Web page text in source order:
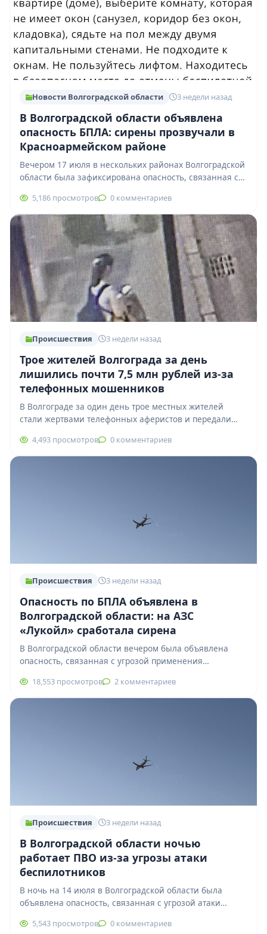
Новости Волгоградской области 3 недели назад
В Волгоградской области объявлена
опасность БПЛА: сирены прозвучали в
Красноармейском районе
Вечером 17 июля в нескольких районах Волгоградской
области была зафиксирована опасность, связанная с
сообщениям очевидцев, около…
5,186 просмотров 0 комментариев
Происшествия 3 недели назад
Трое жителей Волгограда за день
лишились почти 7,5 млн рублей из-за
телефонных мошенников
В Волгограде за один день трое местных жителей
стали жертвами телефонных аферистов и передали
4,493 просмотров 0 комментариев
Происшествия 3 недели назад
Опасность по БПЛА объявлена в
Волгоградской области: на АЗС
«Лукойл» сработала сирена
В Волгоградской области вечером была объявлена
опасность, связанная с угрозой применения
мониторинговых ресурсов, БПЛА продолжают…
18,553 просмотров 2 комментариев
Происшествия 3 недели назад
В Волгоградской области ночью
работает ПВО из-за угрозы атаки
беспилотников
В ночь на 14 июля в Волгоградской области была
объявлена опасность, связанная с угрозой атаки
предупреждение…
5,543 просмотров 0 комментариев